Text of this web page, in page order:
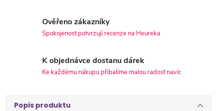
Ověřeno zákazníky
Spokojenost potvrzují recenze na Heureka
K objednávce dostanu dárek
Ke každému nákupu přibalíme malou radost navíc
Popis produktu